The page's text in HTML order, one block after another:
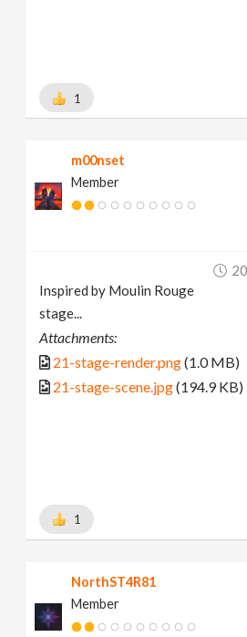
1
m00nset
Member
Inspired by Moulin Rouge
stage...
Attachments:
21-stage-render.png(1.0 MB)
21-stage-scene.jpg(194.9 KB)
1
NorthST4R81
Member